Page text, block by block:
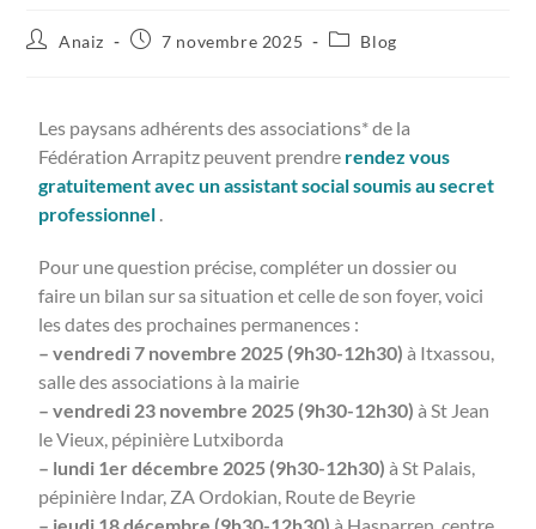
Anaiz 7 novembre 2025 Blog
Les paysans adhérents des associations* de la
Fédération Arrapitz peuvent prendre rendez vous
gratuitement avec un assistant social soumis au secret
professionnel .
Pour une question précise, compléter un dossier ou
faire un bilan sur sa situation et celle de son foyer, voici
les dates des prochaines permanences :
– vendredi 7 novembre 2025 (9h30-12h30) à Itxassou,
salle des associations à la mairie
– vendredi 23 novembre 2025 (9h30-12h30) à St Jean
le Vieux, pépinière Lutxiborda
– lundi 1er décembre 2025 (9h30-12h30) à St Palais,
pépinière Indar, ZA Ordokian, Route de Beyrie